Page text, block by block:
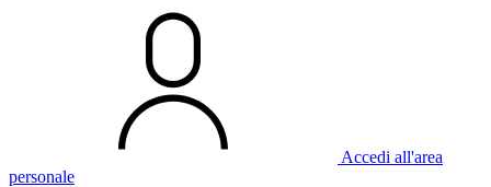
Accedi all'area
personale